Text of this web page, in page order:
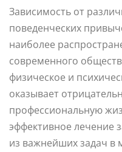
Зависимость от
поведенческих
наиболее
современного
физическое и
оказывает
профессиональную
эффективное лечение
из важнейших задач в